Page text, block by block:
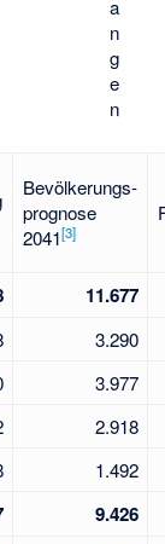
a
n
g
e
n
Bevölkerungs-
prognose
2041[3]
11.677
3.290
3.977
2.918
1.492
9.426